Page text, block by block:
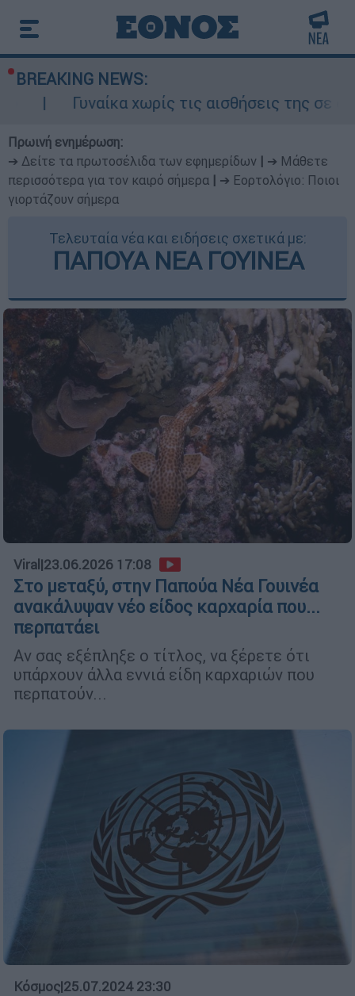
BREAKING NEWS:
χωρίς τις αισθήσεις της σε ακάλυπτο
Πρωινή ενημέρωση:
➔ Δείτε τα πρωτοσέλιδα των εφημερίδων
➔ Μάθετε
περισσότερα για τον καιρό σήμερα
➔ Εορτολόγιο: Ποιοι
γιορτάζουν σήμερα
Τελευταία νέα και ειδήσεις σχετικά με:
ΠΑΠΟΥΑ ΝΕΑ ΓΟΥΙΝΕΑ
Viral |23.06.2026 17:08
Στο μεταξύ, στην Παπούα Νέα Γουινέα
ανακάλυψαν νέο είδος καρχαρία που...
περπατάει
Αν σας εξέπληξε ο τίτλος, να ξέρετε ότι
υπάρχουν άλλα εννιά είδη καρχαριών που
περπατούν...
Κόσμος|25.07.2024 23:30